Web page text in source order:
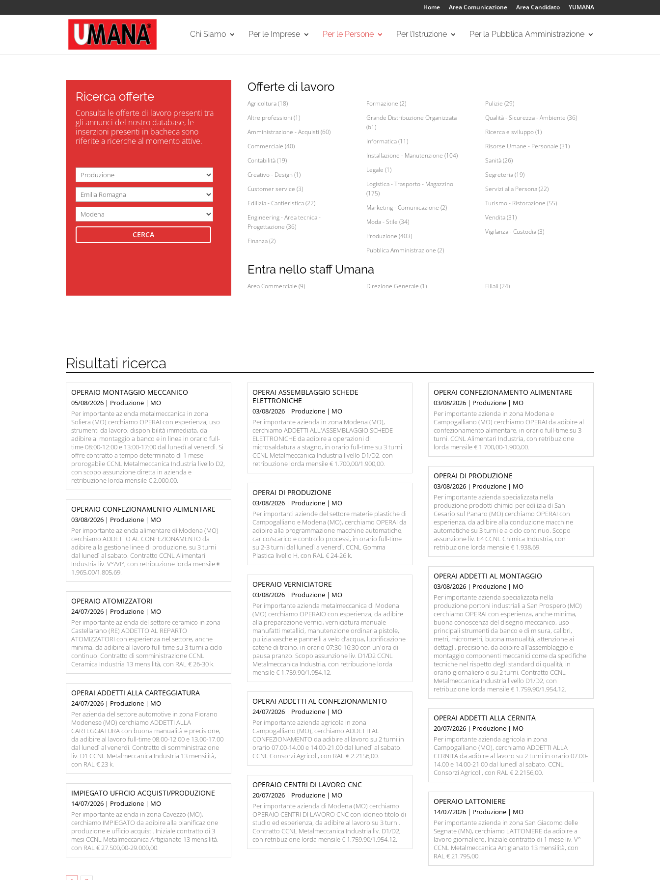
Home Area Comunicazione Area Candidato YUMANA
Chi Siamo Per le Imprese Per le Persone Per l’Istruzione Per la Pubblica Amministrazione
Ricerca offerte
Consulta le offerte di lavoro presenti tra
gli annunci del nostro database, le
inserzioni presenti in bacheca sono
riferite a ricerche al momento attive.
Offerte di lavoro
Agricoltura (18)
Altre professioni (1)
Amministrazione - Acquisti (60)
Commerciale (40)
Contabilità (19)
Creativo - Design (1)
Customer service (3)
Edilizia - Cantieristica (22)
Engineering - Area tecnica -
Progettazione (36)
Finanza (2)
Formazione (2)
Grande Distribuzione Organizzata
(61)
Informatica (11)
Installazione - Manutenzione (104)
Legale (1)
Logistica - Trasporto - Magazzino
(175)
Marketing - Comunicazione (2)
Moda - Stile (34)
Produzione (403)
Pubblica Amministrazione (2)
Pulizie (29)
Qualità - Sicurezza - Ambiente (36)
Ricerca e sviluppo (1)
Risorse Umane - Personale (31)
Sanità (26)
Segreteria (19)
Servizi alla Persona (22)
Turismo - Ristorazione (55)
Vendita (31)
Vigilanza - Custodia (3)
Entra nello staff Umana
Area Commerciale (9) Direzione Generale (1) Filiali (24)
Risultati ricerca
OPERAIO MONTAGGIO MECCANICO
05/08/2026 | Produzione | MO
Per importante azienda metalmeccanica in zona
Soliera (MO) cerchiamo OPERAI con esperienza, uso
strumenti da lavoro, disponibilità immediata, da
adibire al montaggio a banco e in linea in orario full-
time 08:00-12:00 e 13:00-17:00 dal lunedì al venerdì. Si
offre contratto a tempo determinato di 1 mese
prorogabile CCNL Metalmeccanica Industria livello D2,
con scopo assunzione diretta in azienda e
retribuzione lorda mensile € 2.000,00.
OPERAI ASSEMBLAGGIO SCHEDE
ELETTRONICHE
03/08/2026 | Produzione | MO
Per importante azienda in zona Modena (MO),
cerchiamo ADDETTI ALL'ASSEMBLAGGIO SCHEDE
ELETTRONICHE da adibire a operazioni di
microsaldatura a stagno, in orario full-time su 3 turni.
CCNL Metalmeccanica Industria livello D1/D2, con
retribuzione lorda mensile € 1.700,00/1.900,00.
OPERAI CONFEZIONAMENTO ALIMENTARE
03/08/2026 | Produzione | MO
Per importante azienda in zona Modena e
Campogalliano (MO) cerchiamo OPERAI da adibire al
confezionamento alimentare, in orario full-time su 3
turni. CCNL Alimentari Industria, con retribuzione
lorda mensile € 1.700,00-1.900,00.
OPERAI DI PRODUZIONE
03/08/2026 | Produzione | MO
Per importante azienda specializzata nella
produzione prodotti chimici per edilizia di San
Cesario sul Panaro (MO) cerchiamo OPERAI con
esperienza, da adibire alla conduzione macchine
automatiche su 3 turni e a ciclo continuo. Scopo
assunzione liv. E4 CCNL Chimica Industria, con
retribuzione lorda mensile € 1.938,69.
OPERAI DI PRODUZIONE
03/08/2026 | Produzione | MO
Per importanti aziende del settore materie plastiche di
Campogalliano e Modena (MO), cerchiamo OPERAI da
adibire alla programmazione macchine automatiche,
carico/scarico e controllo processi, in orario full-time
su 2-3 turni dal lunedì a venerdì. CCNL Gomma
Plastica livello H, con RAL € 24-26 k.
OPERAIO CONFEZIONAMENTO ALIMENTARE
03/08/2026 | Produzione | MO
Per importante azienda alimentare di Modena (MO)
cerchiamo ADDETTO AL CONFEZIONAMENTO da
adibire alla gestione linee di produzione, su 3 turni
dal lunedì al sabato. Contratto CCNL Alimentari
Industria liv. V°/VI°, con retribuzione lorda mensile €
1.965,00/1.805,69.
OPERAI ADDETTI AL MONTAGGIO
03/08/2026 | Produzione | MO
Per importante azienda specializzata nella
produzione portoni industriali a San Prospero (MO)
cerchiamo OPERAI con esperienza, anche minima,
buona conoscenza del disegno meccanico, uso
principali strumenti da banco e di misura, calibri,
metri, micrometri, buona manualità, attenzione ai
dettagli, precisione, da adibire all'assemblaggio e
montaggio componenti meccanici come da specifiche
tecniche nel rispetto degli standard di qualità, in
orario giornaliero o su 2 turni. Contratto CCNL
Metalmeccanica Industria livello D1/D2, con
retribuzione lorda mensile € 1.759,90/1.954,12.
OPERAIO VERNICIATORE
03/08/2026 | Produzione | MO
Per importante azienda metalmeccanica di Modena
(MO) cerchiamo OPERAIO con esperienza, da adibire
alla preparazione vernici, verniciatura manuale
manufatti metallici, manutenzione ordinaria pistole,
pulizia vasche e pannelli a velo d’acqua, lubrificazione
catene di traino, in orario 07:30-16:30 con un'ora di
pausa pranzo. Scopo assunzione liv. D1/D2 CCNL
Metalmeccanica Industria, con retribuzione lorda
mensile € 1.759,90/1.954,12.
OPERAIO ATOMIZZATORI
24/07/2026 | Produzione | MO
Per importante azienda del settore ceramico in zona
Castellarano (RE) ADDETTO AL REPARTO
ATOMIZZATORI con esperienza nel settore, anche
minima, da adibire al lavoro full-time su 3 turni a ciclo
continuo. Contratto di somministrazione CCNL
Ceramica Industria 13 mensilità, con RAL € 26-30 k.
OPERAI ADDETTI ALLA CARTEGGIATURA
24/07/2026 | Produzione | MO
Per azienda del settore automotive in zona Fiorano
Modenese (MO) cerchiamo ADDETTI ALLA
CARTEGGIATURA con buona manualità e precisione,
da adibire al lavoro full-time 08.00-12.00 e 13.00-17.00
dal lunedì al venerdì. Contratto di somministrazione
liv. D1 CCNL Metalmeccanica Industria 13 mensilità,
con RAL € 23 k.
OPERAI ADDETTI AL CONFEZIONAMENTO
24/07/2026 | Produzione | MO
Per importante azienda agricola in zona
Campogalliano (MO), cerchiamo ADDETTI AL
CONFEZIONAMENTO da adibire al lavoro su 2 turni in
orario 07.00-14.00 e 14.00-21.00 dal lunedì al sabato.
CCNL Consorzi Agricoli, con RAL € 2.2156,00.
OPERAI ADDETTI ALLA CERNITA
20/07/2026 | Produzione | MO
Per importante azienda agricola in zona
Campogalliano (MO), cerchiamo ADDETTI ALLA
CERNITA da adibire al lavoro su 2 turni in orario 07.00-
14.00 e 14.00-21.00 dal lunedì al sabato. CCNL
Consorzi Agricoli, con RAL € 2.2156,00.
OPERAIO CENTRI DI LAVORO CNC
20/07/2026 | Produzione | MO
Per importante azienda di Modena (MO) cerchiamo
OPERAIO CENTRI DI LAVORO CNC con idoneo titolo di
studio ed esperienza, da adibire al lavoro su 3 turni.
Contratto CCNL Metalmeccanica Industria liv. D1/D2,
con retribuzione lorda mensile € 1.759,90/1.954,12.
IMPIEGATO UFFICIO ACQUISTI/PRODUZIONE
14/07/2026 | Produzione | MO
Per importante azienda in zona Cavezzo (MO),
cerchiamo IMPIEGATO da adibire alla pianificazione
produzione e ufficio acquisti. Iniziale contratto di 3
mesi CCNL Metalmeccanica Artigianato 13 mensilità,
con RAL € 27.500,00-29.000,00.
OPERAIO LATTONIERE
14/07/2026 | Produzione | MO
Per importante azienda in zona San Giacomo delle
Segnate (MN), cerchiamo LATTONIERE da adibire a
lavoro giornaliero. Iniziale contratto di 1 mese liv. V°
CCNL Metalmeccanica Artigianato 13 mensilità, con
RAL € 21.795,00.